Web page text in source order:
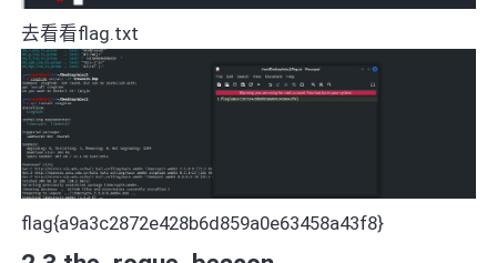
去看看flag.txt
flag{a9a3c2872e428b6d859a0e63458a43f8}